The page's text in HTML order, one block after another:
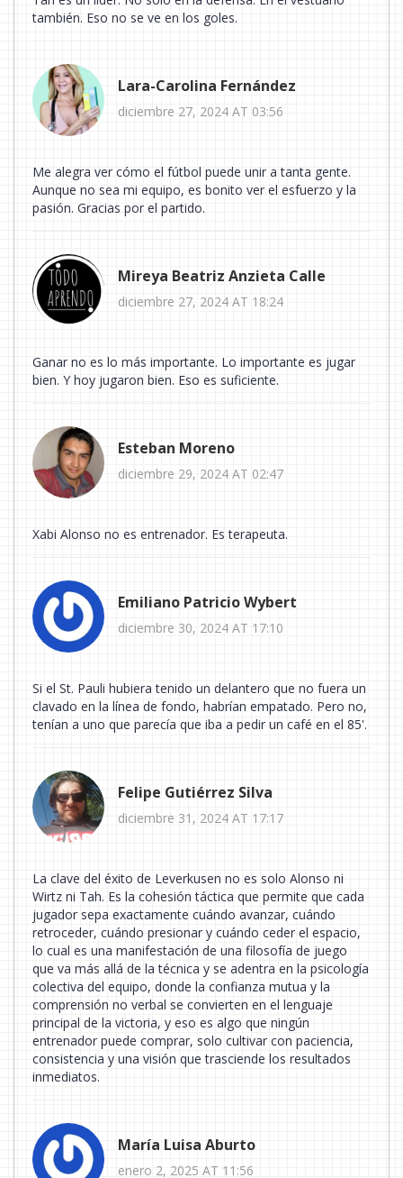
también. Eso no se ve en los goles.
Lara-Carolina Fernández
diciembre 27, 2024 AT 03:56
Me alegra ver cómo el fútbol puede unir a tanta gente.
Aunque no sea mi equipo, es bonito ver el esfuerzo y la
pasión. Gracias por el partido.
Mireya Beatriz Anzieta Calle
diciembre 27, 2024 AT 18:24
Ganar no es lo más importante. Lo importante es jugar
bien. Y hoy jugaron bien. Eso es suficiente.
Esteban Moreno
diciembre 29, 2024 AT 02:47
Xabi Alonso no es entrenador. Es terapeuta.
Emiliano Patricio Wybert
diciembre 30, 2024 AT 17:10
Si el St. Pauli hubiera tenido un delantero que no fuera un
clavado en la línea de fondo, habrían empatado. Pero no,
tenían a uno que parecía que iba a pedir un café en el 85'.
Felipe Gutiérrez Silva
diciembre 31, 2024 AT 17:17
La clave del éxito de Leverkusen no es solo Alonso ni
Wirtz ni Tah. Es la cohesión táctica que permite que cada
jugador sepa exactamente cuándo avanzar, cuándo
retroceder, cuándo presionar y cuándo ceder el espacio,
lo cual es una manifestación de una filosofía de juego
que va más allá de la técnica y se adentra en la psicología
colectiva del equipo, donde la confianza mutua y la
comprensión no verbal se convierten en el lenguaje
principal de la victoria, y eso es algo que ningún
entrenador puede comprar, solo cultivar con paciencia,
consistencia y una visión que trasciende los resultados
inmediatos.
María Luisa Aburto
enero 2, 2025 AT 11:56